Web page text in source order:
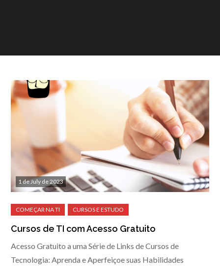
1 de July de 2023
Cursos de TI com Acesso Gratuito
Acesso Gratuito a uma Série de Links de Cursos de
Tecnologia: Aprenda e Aperfeiçoe suas Habilidades